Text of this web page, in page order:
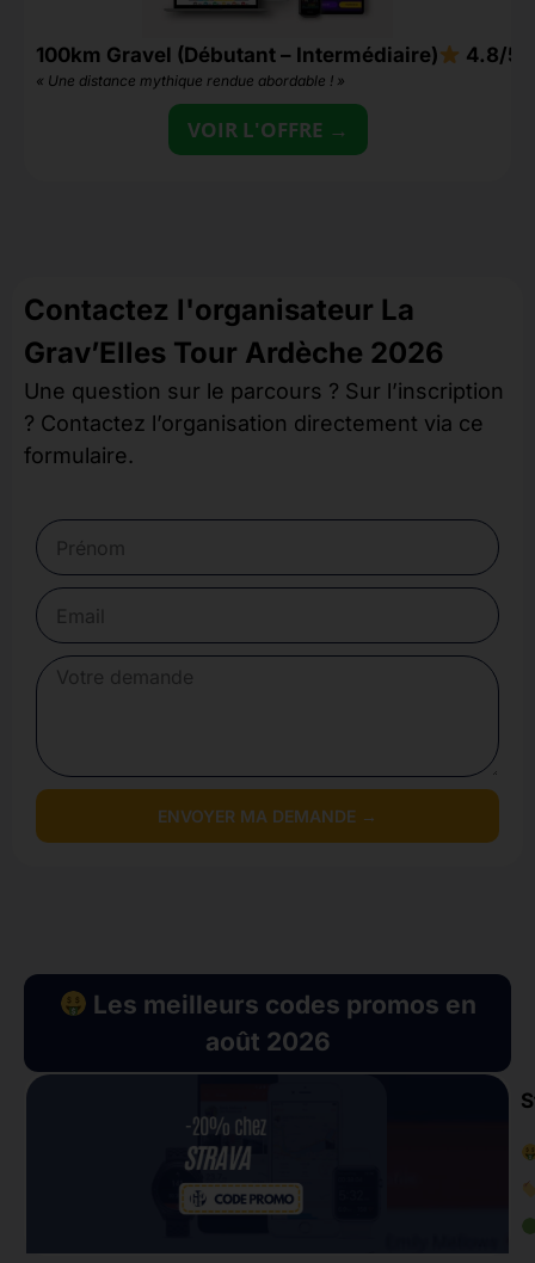
100km Gravel (Débutant – Intermédiaire) 4.8/5
« Une distance mythique rendue abordable ! »
VOIR L'OFFRE →
Contactez l'organisateur La
Grav’Elles Tour Ardèche 2026
Une question sur le parcours ? Sur l’inscription
? Contactez l’organisation directement via ce
formulaire.
ENVOYER MA DEMANDE →
Les meilleurs codes promos en
août 2026